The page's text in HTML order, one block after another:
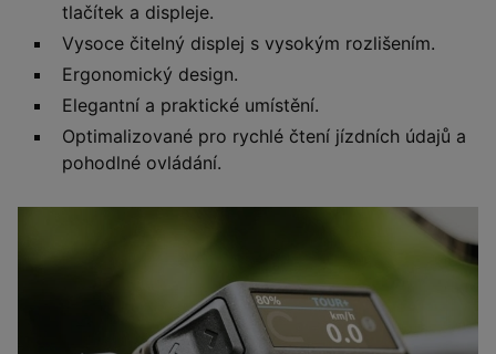
tlačítek a displeje.
Vysoce čitelný displej s vysokým rozlišením.
Ergonomický design.
Elegantní a praktické umístění.
Optimalizované pro rychlé čtení jízdních údajů a
pohodlné ovládání.